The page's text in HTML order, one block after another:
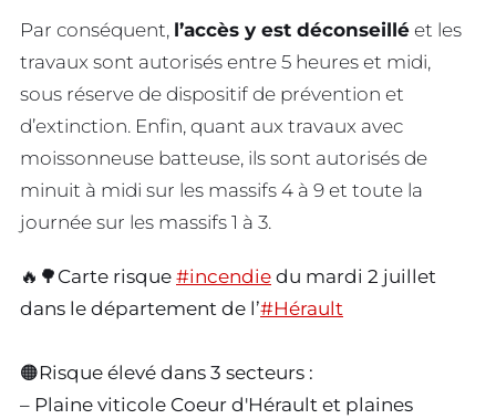
Par conséquent, l’accès y est déconseillé et les
travaux sont autorisés entre 5 heures et midi,
sous réserve de dispositif de prévention et
d’extinction. Enfin, quant aux travaux avec
moissonneuse batteuse, ils sont autorisés de
minuit à midi sur les massifs 4 à 9 et toute la
journée sur les massifs 1 à 3.
🔥🌳Carte risque #incendie du mardi 2 juillet
dans le département de l’#Hérault
🟠Risque élevé dans 3 secteurs :
– Plaine viticole Coeur d'Hérault et plaines